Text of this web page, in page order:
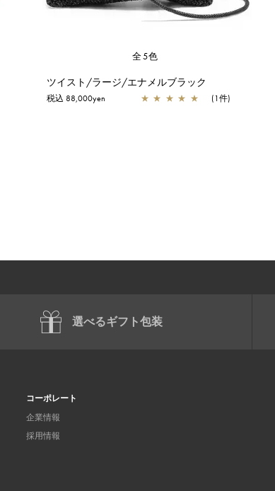
全5色
ツイスト/ラージ/エナメルブラック
税込 88,000yen ★ ★ ★ ★ ★ (1件)
選べるギフト包装
コーポレート
企業情報
採用情報